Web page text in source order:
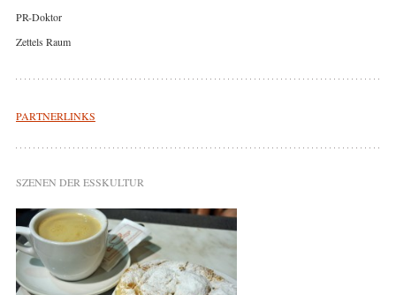
PR-Doktor
Zettels Raum
PARTNERLINKS
SZENEN DER ESSKULTUR